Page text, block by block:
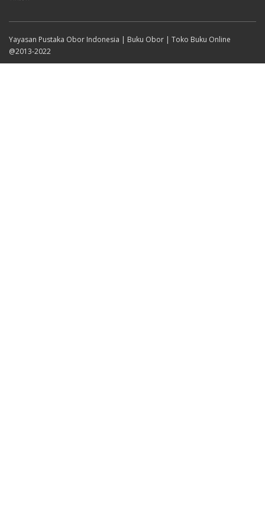
Yayasan Pustaka Obor Indonesia | Buku Obor | Toko Buku Online
@2013-2022